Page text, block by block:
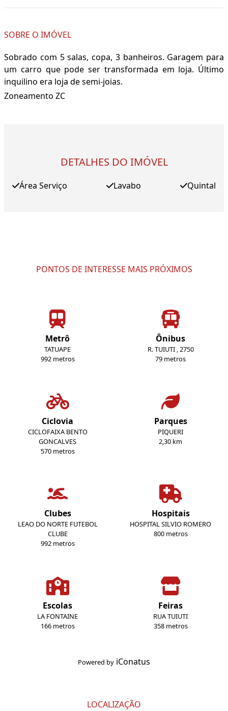
SOBRE O IMÓVEL
Sobrado com 5 salas, copa, 3 banheiros. Garagem para
um carro que pode ser transformada em loja. Último
inquilino era loja de semi-joias.
Zoneamento ZC
DETALHES DO IMÓVEL
Área Serviço Lavabo Quintal
PONTOS DE INTERESSE MAIS PRÓXIMOS
Metrô
TATUAPE
992 metros
Ônibus
R. TUIUTI , 2750
79 metros
Ciclovia
CICLOFAIXA BENTO
GONCALVES
570 metros
Parques
PIQUERI
2,30 km
Clubes
LEAO DO NORTE FUTEBOL
CLUBE
992 metros
Hospitais
HOSPITAL SILVIO ROMERO
800 metros
Escolas
LA FONTAINE
166 metros
Feiras
RUA TUIUTI
358 metros
Powered by iConatus
LOCALIZAÇÃO